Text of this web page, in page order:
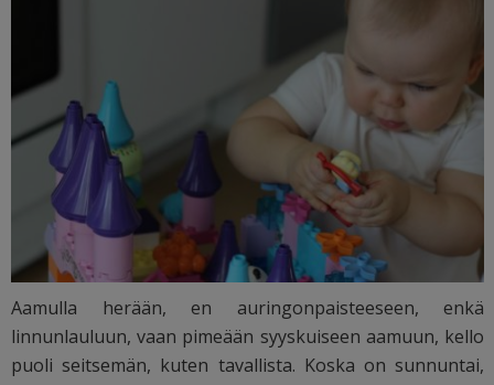
Aamulla herään, en auringonpaisteeseen, enkä
linnunlauluun, vaan pimeään syyskuiseen aamuun, kello
puoli seitsemän, kuten tavallista. Koska on sunnuntai,